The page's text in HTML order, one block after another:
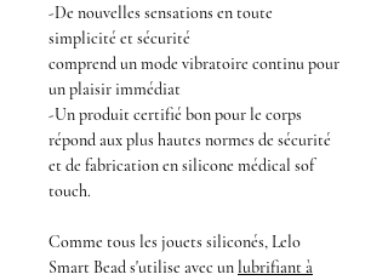
-De nouvelles sensations en toute
simplicité et sécurité
comprend un mode vibratoire continu pour
un plaisir immédiat
-Un produit certifié bon pour le corps
répond aux plus hautes normes de sécurité
et de fabrication en silicone médical sof
touch.
Comme tous les jouets siliconés,Lelo
Smart Beads'utilise avec un lubrifiant à